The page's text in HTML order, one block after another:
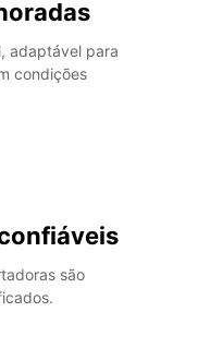
adaptável para
condições
são